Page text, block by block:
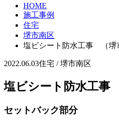
HOME
施工事例
住宅
堺市南区
塩ビシート防水工事 （堺
2022.06.03住宅 / 堺市南区
塩ビシート防水工事
セットバック部分